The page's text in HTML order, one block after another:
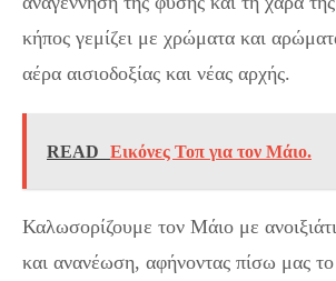
κήπος γεμίζει με χρώματα και
αέρα αισιοδοξίας και νέας αρχής.
READ Εικόνες Τοπ για τον Μάιο.
Καλωσορίζουμε τον Μάιο με
και ανανέωση, αφήνοντας πίσω μας